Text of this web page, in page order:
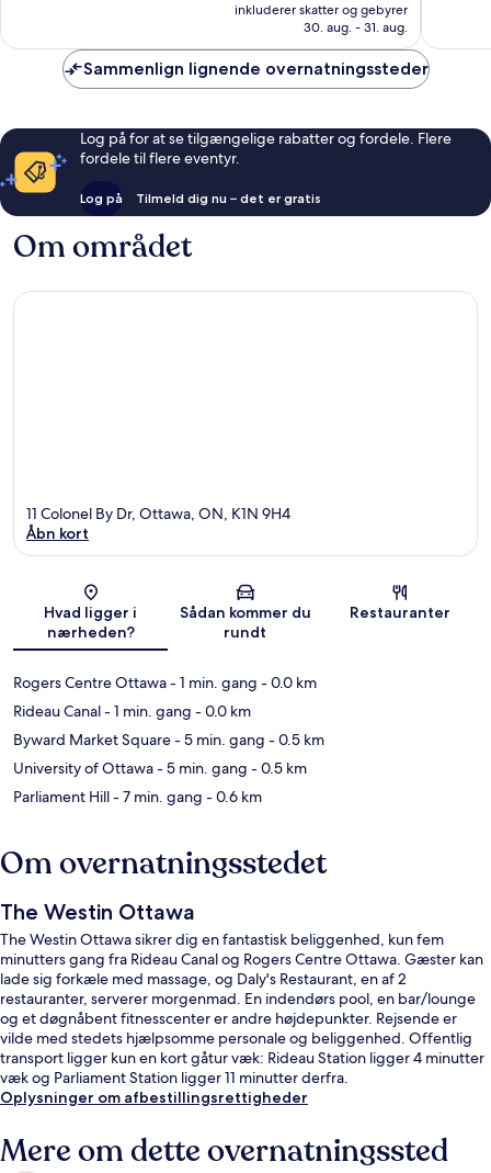
1.268 kr.
inkluderer skatter og gebyrer
30. aug. - 31. aug.
Sammenlign lignende overnatningssteder
Log på for at se tilgængelige rabatter og fordele. Flere
fordele til flere eventyr.
Log på Tilmeld dig nu – det er gratis
Om området
Kort
11 Colonel By Dr, Ottawa, ON, K1N 9H4
Åbn kort
Hvad ligger i
nærheden?
Sådan kommer du
rundt
Restauranter
Rogers Centre Ottawa- 1 min. gang - 0.0 km
Rideau Canal- 1 min. gang - 0.0 km
Byward Market Square- 5 min. gang - 0.5 km
University of Ottawa- 5 min. gang - 0.5 km
Parliament Hill- 7 min. gang - 0.6 km
Om overnatningsstedet
The Westin Ottawa
The Westin Ottawa sikrer dig en fantastisk beliggenhed, kun fem
minutters gang fra Rideau Canal og Rogers Centre Ottawa. Gæster kan
lade sig forkæle med massage, og Daly's Restaurant, en af 2
restauranter, serverer morgenmad. En indendørs pool, en bar/lounge
og et døgnåbent fitnesscenter er andre højdepunkter. Rejsende er
vilde med stedets hjælpsomme personale og beliggenhed. Offentlig
transport ligger kun en kort gåtur væk: Rideau Station ligger 4 minutter
væk og Parliament Station ligger 11 minutter derfra.
Oplysninger om afbestillingsrettigheder
Mere om dette overnatningssted